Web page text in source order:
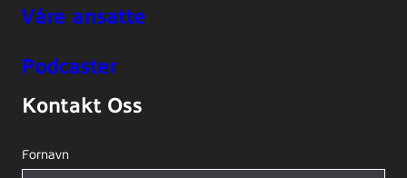
Våre ansatte
Podcaster
Kontakt Oss
Fornavn